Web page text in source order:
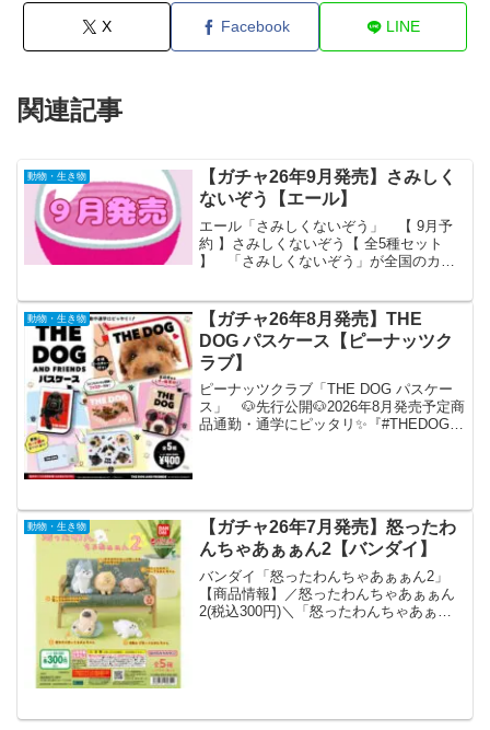
X Facebook LINE
関連記事
動物・生き物
【ガチャ26年9月発売】さみしく
ないぞう【エール】
エール「さみしくないぞう」 【 9月予
約 】さみしくないぞう【 全5種セット
】 「さみしくないぞう」が全国のカプ
名 さみしくないぞ
う メーカーエール 発
売...
動物・生き物
【ガチャ26年8月発売】THE
DOG パスケース【ピーナッツク
ラブ】
ピーナッツクラブ「THE DOG パスケー
ス」 🐶先行公開🐶2026年8月発売予定商
品通勤・通学にピッタリ✨『#THEDOG
動物・生き物
【ガチャ26年7月発売】怒ったわ
んちゃあぁぁん2【バンダイ】
バンダイ「怒ったわんちゃあぁぁん2」
【商品情報】／怒ったわんちゃあぁぁん
2(税込300円)＼「怒ったわんちゃあぁぁ